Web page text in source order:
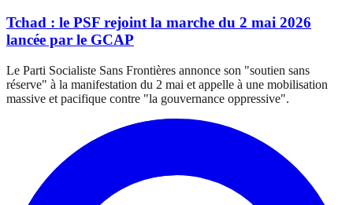
Tchad : le PSF rejoint la marche du 2 mai 2026
lancée par le GCAP
Le Parti Socialiste Sans Frontières annonce son "soutien sans
réserve" à la manifestation du 2 mai et appelle à une mobilisation
massive et pacifique contre "la gouvernance oppressive".